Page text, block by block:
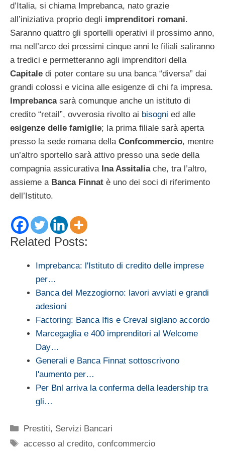
d’Italia, si chiama Imprebanca, nato grazie
all’iniziativa proprio degli imprenditori romani.
Saranno quattro gli sportelli operativi il prossimo anno,
ma nell’arco dei prossimi cinque anni le filiali saliranno
a tredici e permetteranno agli imprenditori della
Capitale di poter contare su una banca “diversa” dai
grandi colossi e vicina alle esigenze di chi fa impresa.
Imprebancasarà comunque anche un istituto di
credito “retail”, ovverosia rivolto ai bisogni ed alle
esigenze delle famiglie; la prima filiale sarà aperta
presso la sede romana della Confcommercio, mentre
un’altro sportello sarà attivo presso una sede della
compagnia assicurativa Ina Assitaliache, tra l’altro,
assieme a Banca Finnat è uno dei soci di riferimento
dell’Istituto.
Related Posts:
Imprebanca: l'Istituto di credito delle imprese
per…
Banca del Mezzogiorno: lavori avviati e grandi
adesioni
Factoring: Banca Ifis e Creval siglano accordo
Marcegaglia e 400 imprenditori al Welcome
Day…
Generali e Banca Finnat sottoscrivono
l'aumento per…
Per Bnl arriva la conferma della leadership tra
gli…
Categorie
Prestiti, Servizi Bancari
Tag
accesso al credito,confcommercio